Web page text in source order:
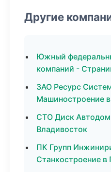
Другие
Южный
компаний -
ЗАО Ресурс
Машиностроение в
СТО Диск
Владивосток
ПК Групп
Станкостроение в